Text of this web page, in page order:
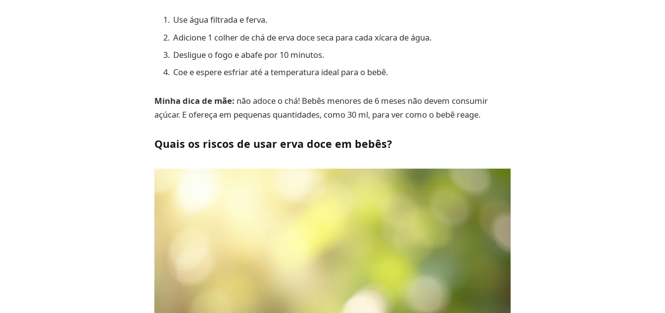
Use água filtrada e ferva.
Adicione 1 colher de chá de erva doce seca para cada xícara de água.
Desligue o fogo e abafe por 10 minutos.
Coe e espere esfriar até a temperatura ideal para o bebê.
Minha dica de mãe: não adoce o chá! Bebês menores de 6 meses não devem consumir
açúcar. E ofereça em pequenas quantidades, como 30 ml, para ver como o bebê reage.
Quais os riscos de usar erva doce em bebês?